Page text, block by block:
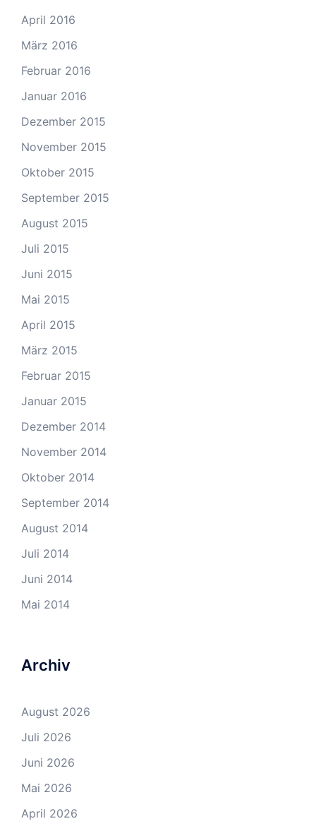
April 2016
März 2016
Februar 2016
Januar 2016
Dezember 2015
November 2015
Oktober 2015
September 2015
August 2015
Juli 2015
Juni 2015
Mai 2015
April 2015
März 2015
Februar 2015
Januar 2015
Dezember 2014
November 2014
Oktober 2014
September 2014
August 2014
Juli 2014
Juni 2014
Mai 2014
Archiv
August 2026
Juli 2026
Juni 2026
Mai 2026
April 2026